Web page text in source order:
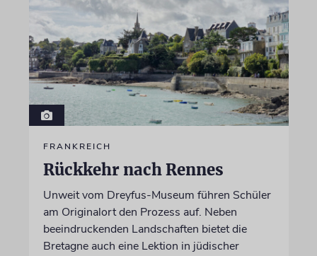
FRANKREICH
Rückkehr nach Rennes
Unweit vom Dreyfus-Museum führen Schüler
am Originalort den Prozess auf. Neben
beeindruckenden Landschaften bietet die
Bretagne auch eine Lektion in jüdischer